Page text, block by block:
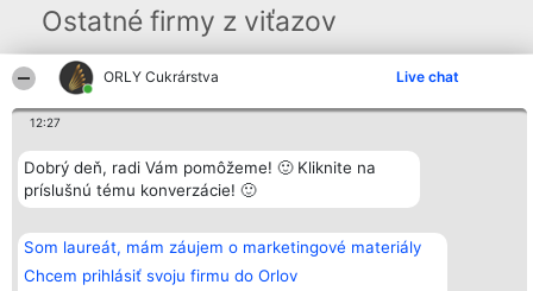
ORLY Cukrárstva Live chat
12:27
Dobrý deň, radi Vám pomôžeme! 🙂 Kliknite na
príslušnú tému konverzácie! 🙂
Som laureát, mám záujem o marketingové materiály
Chcem prihlásiť svoju firmu do Orlov
Ostatné firmy z viťazov
Organizátor hodnotenia
Bright Side Solutions sp. z o.
ul. Ruska 22
Wrocław 50-079
KRS 0000749100 | Regon
381313360 | NIP 8943132676
Laureáti
wszystkich
Laureatów
Podmienky
Obchodné
Zásady
osobných
Kontakt